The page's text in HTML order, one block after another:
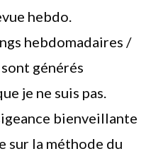
hebdo.
hebdomadaires /
générés
je ne suis pas.
bienveillante
sur la méthode du